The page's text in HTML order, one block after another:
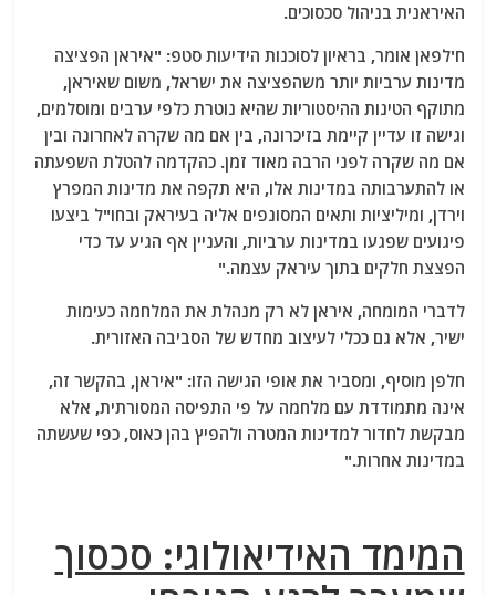
האיראנית בניהול סכסוכים.
ח'לפאן אומר, בראיון לסוכנות הידיעות סטפ: "איראן הפציצה
מדינות ערביות יותר משהפציצה את ישראל, משום שאיראן,
מתוקף הטינות ההיסטוריות שהיא נוטרת כלפי ערבים ומוסלמים,
וגישה זו עדיין קיימת בזיכרונה, בין אם מה שקרה לאחרונה ובין
אם מה שקרה לפני הרבה מאוד זמן. כהקדמה להטלת השפעתה
או להתערבותה במדינות אלו, היא תקפה את מדינות המפרץ
וירדן, ומיליציות ותאים המסונפים אליה בעיראק ובחו"ל ביצעו
פיגועים שפגעו במדינות ערביות, והעניין אף הגיע עד כדי
הפצצת חלקים בתוך עיראק עצמה."
לדברי המומחה, איראן לא רק מנהלת את המלחמה כעימות
ישיר, אלא גם ככלי לעיצוב מחדש של הסביבה האזורית.
חלפן מוסיף, ומסביר את אופי הגישה הזו: "איראן, בהקשר זה,
אינה מתמודדת עם מלחמה על פי התפיסה המסורתית, אלא
מבקשת לחדור למדינות המטרה ולהפיץ בהן כאוס, כפי שעשתה
במדינות אחרות."
המימד האידיאולוגי: סכסוך